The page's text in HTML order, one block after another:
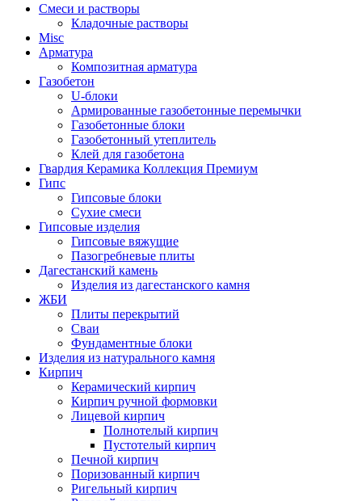
Cмеси и растворы
Кладочные растворы
Misc
Арматура
Композитная арматура
Газобетон
U-блоки
Армированные газобетонные перемычки
Газобетонные блоки
Газобетонный утеплитель
Клей для газобетона
Гвардия Керамика Коллекция Премиум
Гипс
Гипсовые блоки
Сухие смеси
Гипсовые изделия
Гипсовые вяжущие
Пазогребневые плиты
Дагестанский камень
Изделия из дагестанского камня
ЖБИ
Плиты перекрытий
Сваи
Фундаментные блоки
Изделия из натурального камня
Кирпич
Керамический кирпич
Кирпич ручной формовки
Лицевой кирпич
Полнотелый кирпич
Пустотелый кирпич
Печной кирпич
Поризованный кирпич
Ригельный кирпич